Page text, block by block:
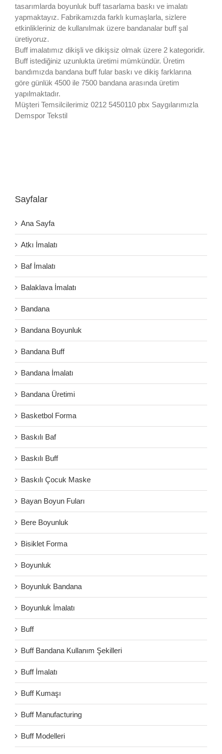
tasarımlarda boyunluk buff tasarlama baskı ve imalatı
yapmaktayız. Fabrikamızda farklı kumaşlarla, sizlere
etkinlikleriniz de kullanılmak üzere bandanalar buff şal
üretiyoruz.
Buff imalatımız dikişli ve dikişsiz olmak üzere 2 kategoridir.
Buff istediğiniz uzunlukta üretimi mümkündür. Üretim
bandımızda bandana buff fular baskı ve dikiş farklarına
göre günlük 4500 ile 7500 bandana arasında üretim
yapılmaktadır.
Müşteri Temsilcilerimiz 0212 5450110 pbx Saygılarımızla
Demspor Tekstil
Sayfalar
Ana Sayfa
Atkı İmalatı
Baf İmalatı
Balaklava İmalatı
Bandana
Bandana Boyunluk
Bandana Buff
Bandana İmalatı
Bandana Üretimi
Basketbol Forma
Baskılı Baf
Baskılı Buff
Baskılı Çocuk Maske
Bayan Boyun Fuları
Bere Boyunluk
Bisiklet Forma
Boyunluk
Boyunluk Bandana
Boyunluk İmalatı
Buff
Buff Bandana Kullanım Şekilleri
Buff İmalatı
Buff Kumaşı
Buff Manufacturing
Buff Modelleri